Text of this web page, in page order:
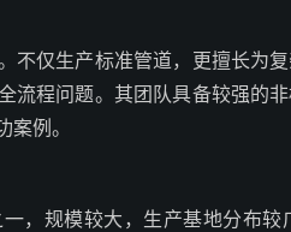
不仅生产标准管道，更擅长为
流程问题。其团队具备较强的
例。
，规模较大，生产基地分布